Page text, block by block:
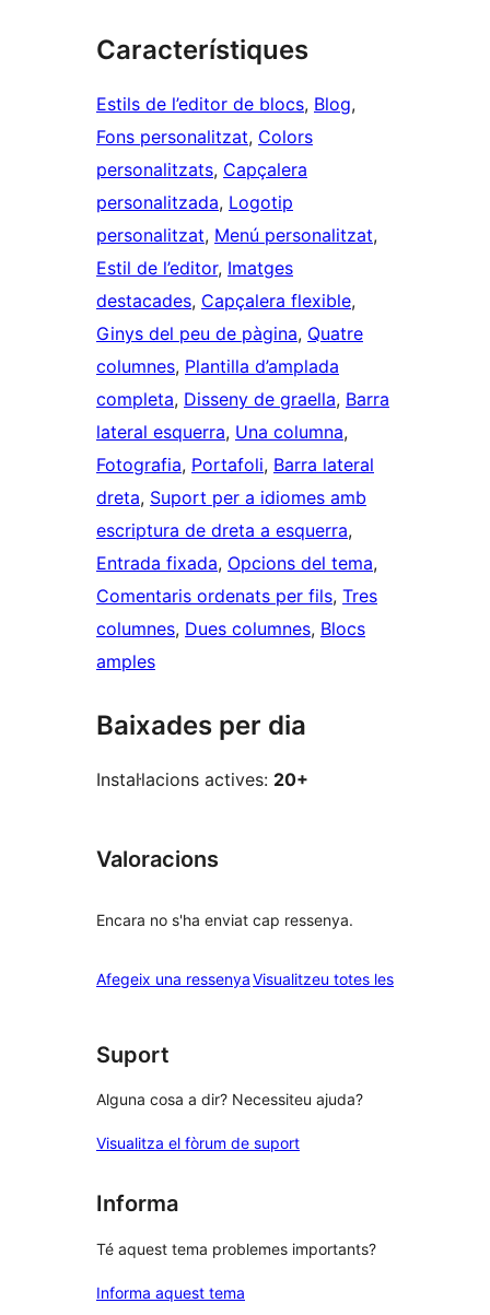
Característiques
Estils de l’editor de blocs, Blog
Fons personalitzat, Colors
personalitzats, Capçalera
personalitzada, Logotip
personalitzat, Menú personalitzat
Estil de l’editor, Imatges
destacades, Capçalera flexible
Ginys del peu de pàgina, Quatre
columnes, Plantilla d’amplada
completa, Disseny de graella, Barra
lateral esquerra, Una columna
Fotografia, Portafoli, Barra lateral
dreta, Suport per a idiomes amb
escriptura de dreta a esquerra
Entrada fixada, Opcions del tema
Comentaris ordenats per fils, Tres
columnes, Dues columnes, Blocs
amples
Baixades per dia
Instal·lacions actives: 20+
Valoracions
Encara no s'ha enviat cap ressenya.
Afegeix una ressenyaVisualitzeu totes lesressenyes
Suport
Alguna cosa a dir? Necessiteu ajuda?
Visualitza el fòrum de suport
Informa
Té aquest tema problemes importants?
Informa aquest tema